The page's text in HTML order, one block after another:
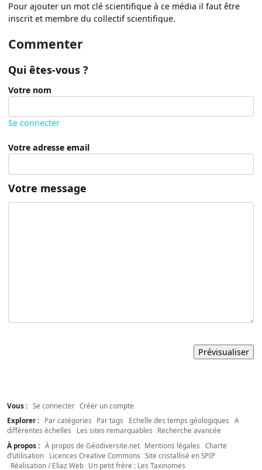
Pour ajouter un mot clé scientifique à ce média il faut être
inscrit et membre du collectif scientifique.
Commenter
Qui êtes-vous ?
Votre nom
Se connecter
Votre adresse email
Votre message
Vous : Se connecter Créer un compte
Explorer :
Par catégories Par tags Echelle des temps géologiques
A
différentes échelles
Les sites remarquables
Recherche avancée
À propos : À propos de Géodiversite.net Mentions légales
Charte
d’utilisation
Licences Creative Commons Site cristallisé en SPIP
Réalisation / Eliaz Web Un petit frère : Les Taxinomes